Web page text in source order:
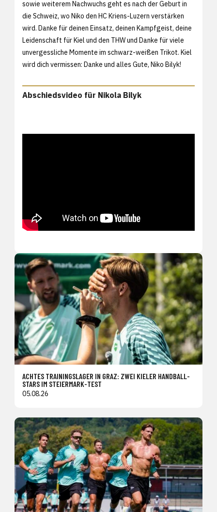
sowie weiterem Nachwuchs geht es nach der Geburt in
die Schweiz, wo Niko den HC Kriens-Luzern verstärken
wird. Danke für deinen Einsatz, deinen Kampfgeist, deine
Leidenschaft für Kiel und den THW und Danke für viele
unvergessliche Momente im schwarz-weißen Trikot. Kiel
wird dich vermissen: Danke und alles Gute, Niko Bilyk!
Abschiedsvideo für Nikola Bilyk
ACHTES TRAININGSLAGER IN GRAZ: ZWEI KIELER HANDBALL-
STARS IM STEIERMARK-TEST
05.08.26